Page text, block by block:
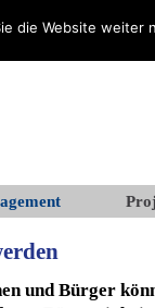
und Bürger
die Website